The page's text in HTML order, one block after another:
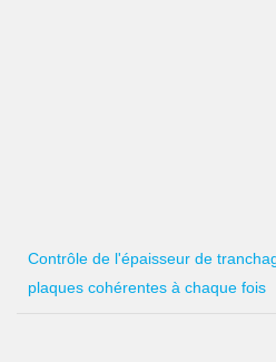
Contrôle de l'épaisseur de
plaques cohérentes à chaque fois